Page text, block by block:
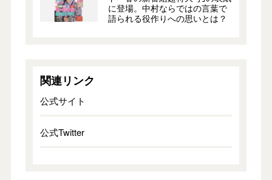
に登場。中村ならではの言葉で
語られる役作りへの思いとは？
関連リンク
公式サイト
公式Twitter